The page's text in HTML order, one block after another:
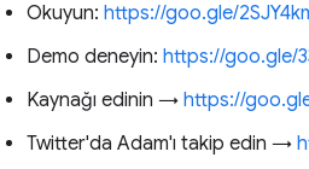
Okuyun: https://goo.gle/
Demo deneyin: https://goo.gle/
Kaynağı edinin → https://
Twitter'da Adam'ı takip edin →